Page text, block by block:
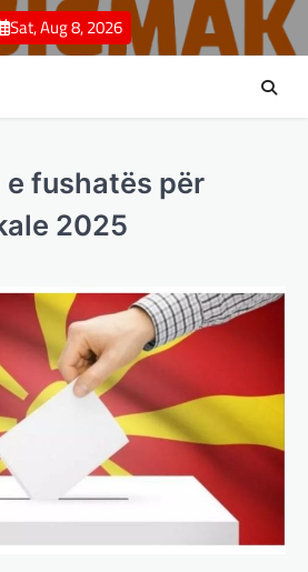
Sat, Aug 8, 2026
fushatës për
2025